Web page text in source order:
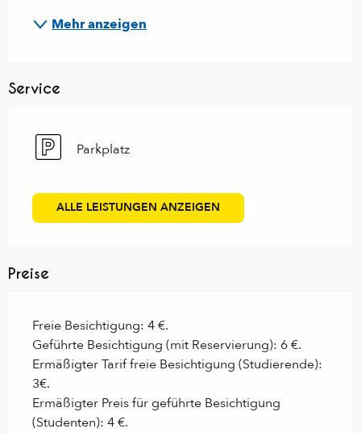
Mehr anzeigen
Service
Parkplatz
ALLE LEISTUNGEN ANZEIGEN
Preise
Freie Besichtigung: 4 €.
Geführte Besichtigung (mit Reservierung): 6 €.
Ermäßigter Tarif freie Besichtigung (Studierende):
3€.
Ermäßigter Preis für geführte Besichtigung
(Studenten): 4 €.